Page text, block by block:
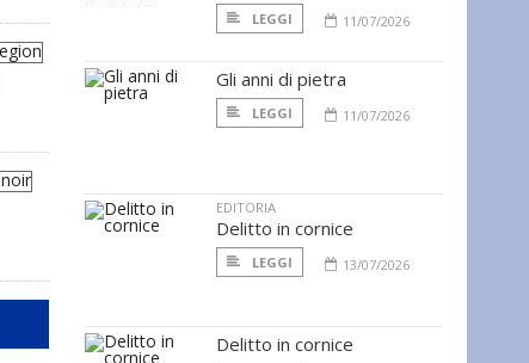
LEGGI 11/07/2026
Gli anni di pietra
LEGGI 11/07/2026
EDITORIA
Delitto in cornice
LEGGI 13/07/2026
Delitto in cornice